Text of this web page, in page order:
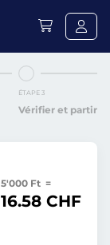
ÉTAPE 3
Vérifier et partir
5'000 Ft =
16.58 CHF